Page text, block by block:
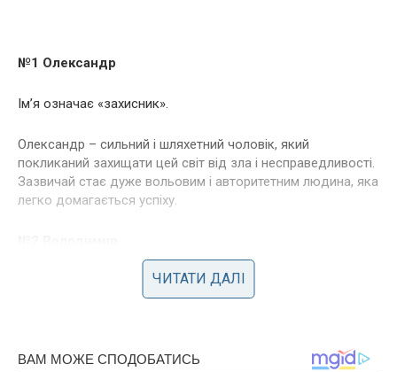
№1 Олександр
Ім’я означає «захисник».
Олександр – сильний і шляхетний чоловік, який
покликаний захищати цей світ від зла і несправедливості.
Зазвичай стає дуже вольовим і авторитетним людина, яка
легко домагається успіху.
Знамення імені – «володіє світом».
легко отримує всі блага світу і відзначається оточуючими.
ЧИТАТИ ДАЛІ